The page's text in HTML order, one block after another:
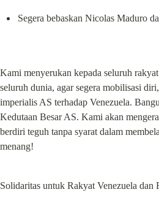
Segera bebaskan Nicolas Maduro
Kami menyerukan kepada seluruh
seluruh dunia, agar segera mobilisasi
imperialis AS terhadap Venezuela.
Kedutaan Besar AS. Kami akan
berdiri teguh tanpa syarat dalam
menang!
Solidaritas untuk Rakyat Venezuela